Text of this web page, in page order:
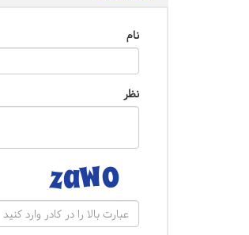
نام
نظر